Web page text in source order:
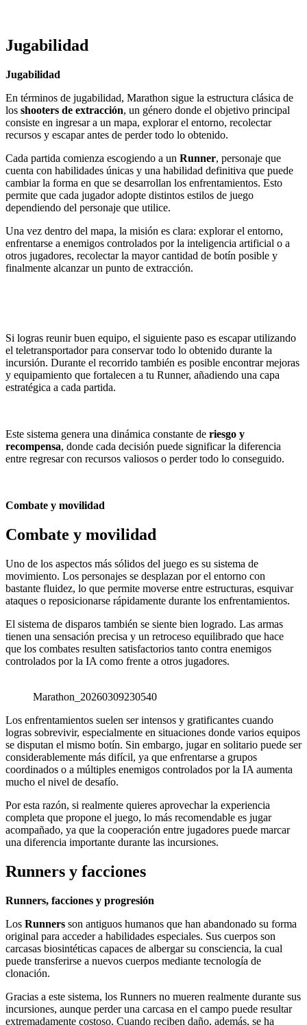
Jugabilidad
Jugabilidad
En términos de jugabilidad, Marathon sigue la estructura clásica de
los shooters de extracción, un género donde el objetivo principal
consiste en ingresar a un mapa, explorar el entorno, recolectar
recursos y escapar antes de perder todo lo obtenido.
Cada partida comienza escogiendo a un Runner, personaje que
cuenta con habilidades únicas y una habilidad definitiva que puede
cambiar la forma en que se desarrollan los enfrentamientos. Esto
permite que cada jugador adopte distintos estilos de juego
dependiendo del personaje que utilice.
Una vez dentro del mapa, la misión es clara: explorar el entorno,
enfrentarse a enemigos controlados por la inteligencia artificial o a
otros jugadores, recolectar la mayor cantidad de botín posible y
finalmente alcanzar un punto de extracción.
Si logras reunir buen equipo, el siguiente paso es escapar utilizando
el teletransportador para conservar todo lo obtenido durante la
incursión. Durante el recorrido también es posible encontrar mejoras
y equipamiento que fortalecen a tu Runner, añadiendo una capa
estratégica a cada partida.
Este sistema genera una dinámica constante de riesgo y
recompensa, donde cada decisión puede significar la diferencia
entre regresar con recursos valiosos o perder todo lo conseguido.
Combate y movilidad
Combate y movilidad
Uno de los aspectos más sólidos del juego es su sistema de
movimiento. Los personajes se desplazan por el entorno con
bastante fluidez, lo que permite moverse entre estructuras, esquivar
ataques o reposicionarse rápidamente durante los enfrentamientos.
El sistema de disparos también se siente bien logrado. Las armas
tienen una sensación precisa y un retroceso equilibrado que hace
que los combates resulten satisfactorios tanto contra enemigos
controlados por la IA como frente a otros jugadores.
Marathon_20260309230540
Los enfrentamientos suelen ser intensos y gratificantes cuando
logras sobrevivir, especialmente en situaciones donde varios equipos
se disputan el mismo botín. Sin embargo, jugar en solitario puede ser
considerablemente más difícil, ya que enfrentarse a grupos
coordinados o a múltiples enemigos controlados por la IA aumenta
mucho el nivel de desafío.
Por esta razón, si realmente quieres aprovechar la experiencia
completa que propone el juego, lo más recomendable es jugar
acompañado, ya que la cooperación entre jugadores puede marcar
una diferencia importante durante las incursiones.
Runners y facciones
Runners, facciones y progresión
Los Runners son antiguos humanos que han abandonado su forma
original para acceder a habilidades especiales. Sus cuerpos son
carcasas biosintéticas capaces de albergar su consciencia, la cual
puede transferirse a nuevos cuerpos mediante tecnología de
clonación.
Gracias a este sistema, los Runners no mueren realmente durante sus
incursiones, aunque perder una carcasa en el campo puede resultar
extremadamente costoso. Cuando reciben daño, además, se ha